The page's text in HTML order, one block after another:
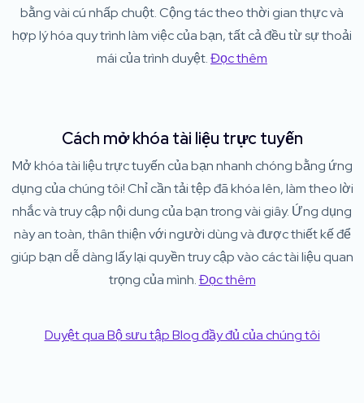
bằng vài cú nhấp chuột. Cộng tác theo thời gian thực và
hợp lý hóa quy trình làm việc của bạn, tất cả đều từ sự thoải
mái của trình duyệt.Đọc thêm
Cách mở khóa tài liệu trực tuyến
Mở khóa tài liệu trực tuyến của bạn nhanh chóng bằng ứng
dụng của chúng tôi! Chỉ cần tải tệp đã khóa lên, làm theo lời
nhắc và truy cập nội dung của bạn trong vài giây. Ứng dụng
này an toàn, thân thiện với người dùng và được thiết kế để
giúp bạn dễ dàng lấy lại quyền truy cập vào các tài liệu quan
trọng của mình.Đọc thêm
Duyệt qua Bộ sưu tập Blog đầy đủ của chúng tôi